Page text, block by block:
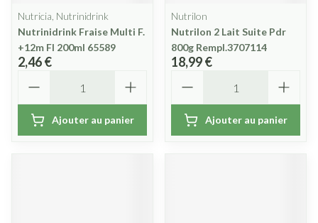
Nutricia, Nutrinidrink
Nutrinidrink Fraise Multi F.
+12m Fl 200ml 65589
2,46 €
Ajouter au panier
Nutrilon
Nutrilon 2 Lait Suite Pdr
800g Rempl.3707114
18,99 €
Ajouter au panier